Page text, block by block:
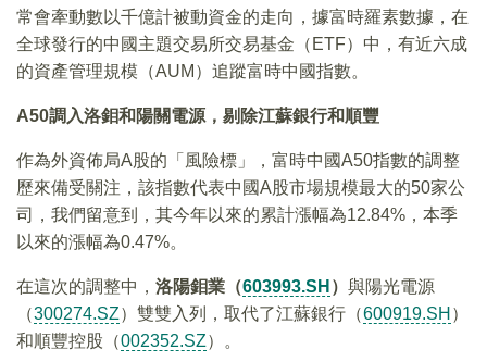
常會牽動數以千億計被動資金的走向，據富時羅素數據，在
全球發行的中國主題交易所交易基金（ETF）中，有近六成
的資產管理規模（AUM）追蹤富時中國指數。
A50調入洛鉬和陽關電源，剔除江蘇銀行和順豐
作為外資佈局A股的「風險標」，富時中國A50指數的調整
歷來備受關注，該指數代表中國A股市場規模最大的50家公
司，我們留意到，其今年以來的累計漲幅為12.84%，本季
以來的漲幅為0.47%。
在這次的調整中， 洛陽鉬業（603993.SH ） 與陽光電源
（300274.SZ）雙雙入列，取代了江蘇銀行（600919.SH ）
和順豐控股（002352.SZ）。